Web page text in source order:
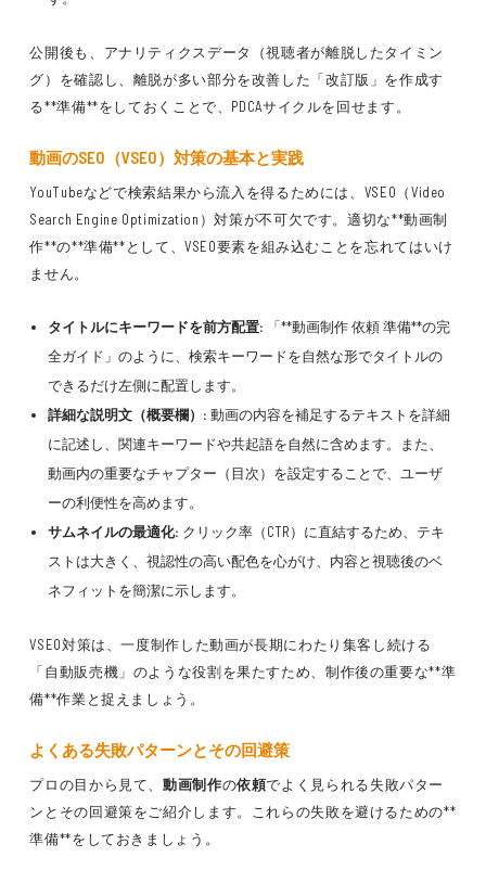
公開後も、アナリティクスデータ（視聴者が離脱したタイミン
グ）を確認し、離脱が多い部分を改善した「改訂版」を作成す
る**準備**をしておくことで、PDCAサイクルを回せます。
動画のSEO（VSEO）対策の基本と実践
YouTubeなどで検索結果から流入を得るためには、VSEO（Video
Search Engine Optimization）対策が不可欠です。適切な**動画制
作**の**準備**として、VSEO要素を組み込むことを忘れてはいけ
ません。
タイトルにキーワードを前方配置: 「**動画制作 依頼 準備**の完
全ガイド」のように、検索キーワードを自然な形でタイトルの
できるだけ左側に配置します。
詳細な説明文（概要欄）: 動画の内容を補足するテキストを詳細
に記述し、関連キーワードや共起語を自然に含めます。また、
動画内の重要なチャプター（目次）を設定することで、ユーザ
ーの利便性を高めます。
サムネイルの最適化: クリック率（CTR）に直結するため、テキ
ストは大きく、視認性の高い配色を心がけ、内容と視聴後のベ
ネフィットを簡潔に示します。
VSEO対策は、一度制作した動画が長期にわたり集客し続ける
「自動販売機」のような役割を果たすため、制作後の重要な**準
備**作業と捉えましょう。
よくある失敗パターンとその回避策
プロの目から見て、動画制作の依頼でよく見られる失敗パター
ンとその回避策をご紹介します。これらの失敗を避けるための**
準備**をしておきましょう。